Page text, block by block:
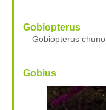
Gobiopterus
Gobiopterus chuno
Gobius